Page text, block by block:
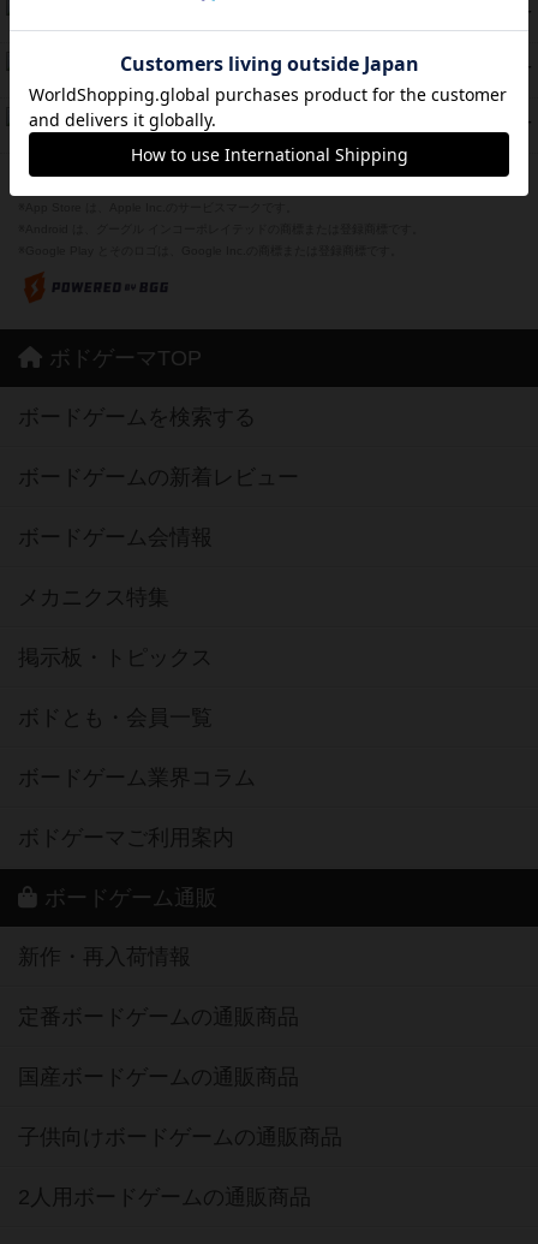
PT
PT
Bitter End ブタペスト救出作戦
PT
ドコジャン
ボドゲーマTOP
ボードゲームを検索する
ボードゲームの新着レビュー
ボードゲーム会情報
メカニクス特集
掲示板・トピックス
ボドとも・会員一覧
ボードゲーム業界コラム
ボドゲーマご利用案内
ボードゲーム通販
新作・再入荷情報
定番ボードゲームの通販商品
国産ボードゲームの通販商品
子供向けボードゲームの通販商品
2人用ボードゲームの通販商品